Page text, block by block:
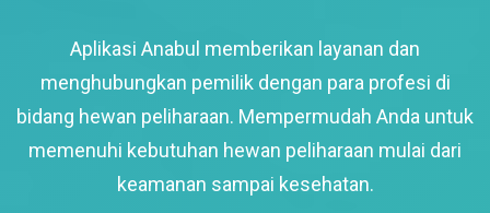
Aplikasi Anabul memberikan layanan dan
menghubungkan pemilik dengan para profesi di
bidang hewan peliharaan. Mempermudah Anda untuk
memenuhi kebutuhan hewan peliharaan mulai dari
keamanan sampai kesehatan.